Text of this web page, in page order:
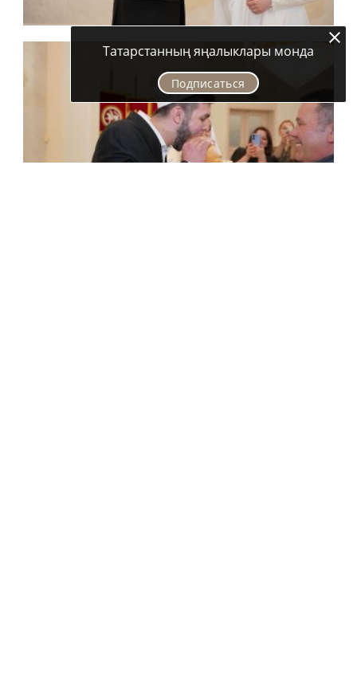
Татарстанның яңалыклары монда
Подписаться